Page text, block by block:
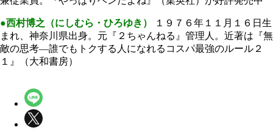
●西村博之（にしむら・ひろゆき）
１９７６年１１月１６日生
まれ、神奈川県出身。元『２ちゃんねる』管理人。近著は『無
敵の思考―誰でもトクする人になれるコスパ最強のルール２
１』（大和書房）